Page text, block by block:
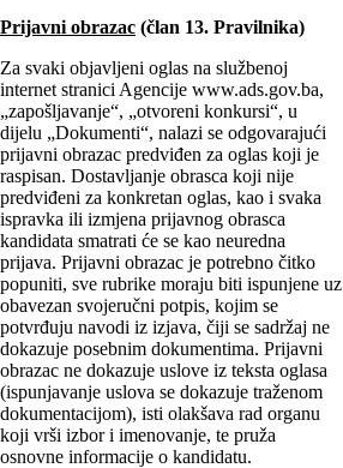
Prijavni obrazac (član 13. Pravilnika)
Za svaki objavljeni oglas na službenoj
internet stranici Agencije www.ads.gov.ba,
„zapošljavanje“, „otvoreni konkursi“, u
dijelu „Dokumenti“, nalazi se odgovarajući
prijavni obrazac predviđen za oglas koji je
raspisan. Dostavljanje obrasca koji nije
predviđeni za konkretan oglas, kao i svaka
ispravka ili izmjena prijavnog obrasca
kandidata smatrati će se kao neuredna
prijava. Prijavni obrazac je potrebno čitko
popuniti, sve rubrike moraju biti ispunjene uz
obavezan svojeručni potpis, kojim se
potvrđuju navodi iz izjava, čiji se sadržaj ne
dokazuje posebnim dokumentima. Prijavni
obrazac ne dokazuje uslove iz teksta oglasa
(ispunjavanje uslova se dokazuje traženom
dokumentacijom), isti olakšava rad organu
koji vrši izbor i imenovanje, te pruža
osnovne informacije o kandidatu.